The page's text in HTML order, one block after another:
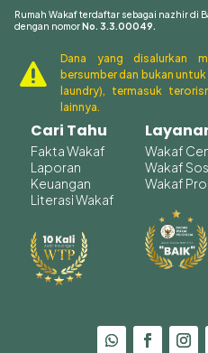
Rumah Wakaf terdaftar sebagai nazhir di
dengan nomorNo. 3.3.00049.

Dana yang disalurkan
bersumber dan bukan
laundry), termasuk
lainnya.
Cari Tahu
Fakta Wakaf
Laporan
Keuangan
Literasi Wakaf
Wakaf
Wakaf
Wakaf